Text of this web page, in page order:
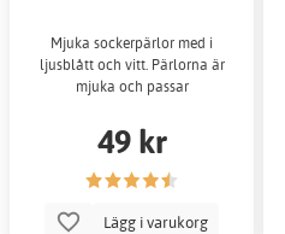
Mjuka sockerpärlor med i
ljusblått och vitt. Pärlorna är
mjuka och passar
49 kr
Lägg i varukorg